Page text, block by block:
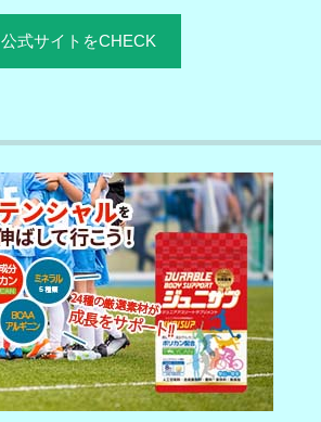
公式サイトをCHECK